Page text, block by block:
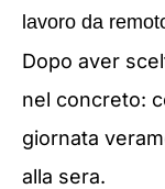
lavoro da
Dopo aver
nel concreto:
giornata
alla sera.